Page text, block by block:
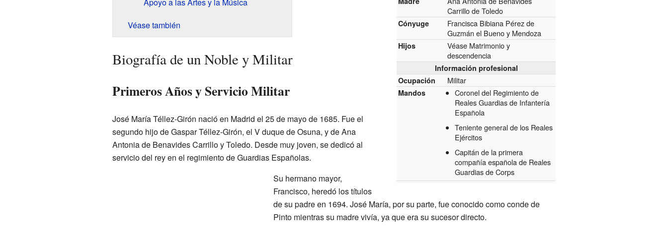
Carrillo de Toledo
Cónyuge
Francisca Bibiana Pérez de
Guzmán el Bueno y Mendoza
Hijos
Véase Matrimonio y
descendencia
Información profesional
Ocupación
Militar
Mandos
Coronel del Regimiento de
Reales Guardias de Infantería
Española
Teniente general de los Reales
Ejércitos
Capitán de la primera
compañía española de Reales
Guardias de Corps
Véase también
Biografía de un Noble y Militar
Primeros Años y Servicio Militar
José María Téllez-Girón nació en Madrid el 25 de mayo de 1685. Fue el
segundo hijo de Gaspar Téllez-Girón, el V duque de Osuna, y de Ana
Antonia de Benavides Carrillo y Toledo. Desde muy joven, se dedicó al
servicio del rey en el regimiento de Guardias Españolas.
Su hermano mayor,
Francisco, heredó los títulos
de su padre en 1694. José María, por su parte, fue conocido como conde de
Pinto mientras su madre vivía, ya que era su sucesor directo.